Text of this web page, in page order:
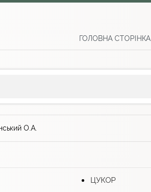
ГОЛОВНА СТОРІНКА
О.А.
ЦУКОР